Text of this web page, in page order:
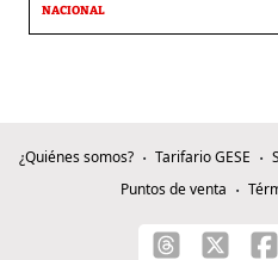
NACIONAL
¿Quiénes somos? Tarifario GESE
Puntos de venta